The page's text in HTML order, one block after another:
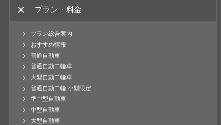
プラン・料金
プラン総合案内
おすすめ情報
普通自動車
普通自動二輪車
大型自動二輪車
普通自動二輪 小型限定
準中型自動車
中型自動車
大型自動車